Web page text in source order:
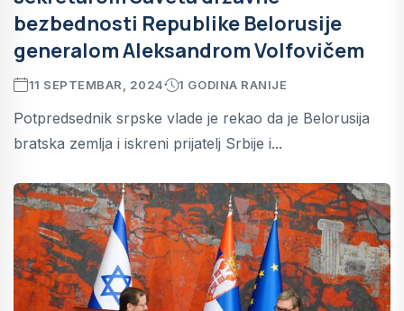
bezbednosti Republike Belorusije
generalom Aleksandrom Volfovičem
11 SEPTEMBAR, 2024 1 GODINA RANIJE
Potpredsednik srpske vlade je rekao da je Belorusija
bratska zemlja i iskreni prijatelj Srbije i...